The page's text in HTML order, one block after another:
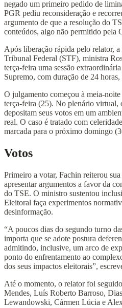
negado um primeiro pedido de
PGR pediu reconsideração e
argumento de que a resolução do
conteúdos, algo não permitido pela
Após liberação rápida pelo relator,
Tribunal Federal (STF), ministra
terça-feira uma sessão
Supremo, com duração de 24
O julgamento começou à meia-noite
terça-feira (25). No plenário virtual,
depositam seus votos em um
real. O caso é tratado com
marcada para o próximo domingo
Votos
Primeiro a votar, Fachin reiterou
apresentar argumentos a favor da
do TSE. O ministro sustentou
Eleitoral faça experimentos
desinformação.
“A poucos dias do segundo turno
importa que se adote postura
admitindo, inclusive, um arco de
ponto do enfrentamento ao
dos seus impactos eleitorais”,
Até o momento, o relator foi
Mendes, Luís Roberto Barroso,
Lewandowski, Cármen Lúcia e